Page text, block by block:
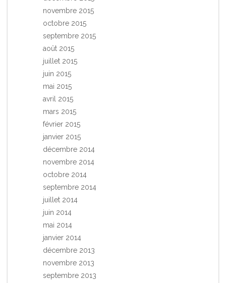
novembre 2015
octobre 2015
septembre 2015
août 2015
juillet 2015
juin 2015
mai 2015
avril 2015
mars 2015
février 2015
janvier 2015
décembre 2014
novembre 2014
octobre 2014
septembre 2014
juillet 2014
juin 2014
mai 2014
janvier 2014
décembre 2013
novembre 2013
septembre 2013